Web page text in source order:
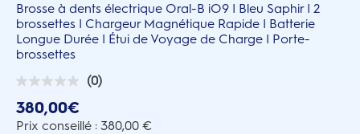
Brosse à dents électrique Oral-B iO9 | Bleu Saphir | 2
brossettes | Chargeur Magnétique Rapide | Batterie
Longue Durée | Étui de Voyage de Charge | Porte-
brossettes
(0)
0.0
5
étoiles.
380,00€
Prix conseillé : 380,00 €